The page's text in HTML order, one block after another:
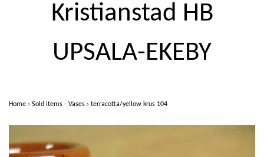
Kristianstad HB
UPSALA-EKEBY
Home › Sold items - Vases › terracotta/yellow krus 104